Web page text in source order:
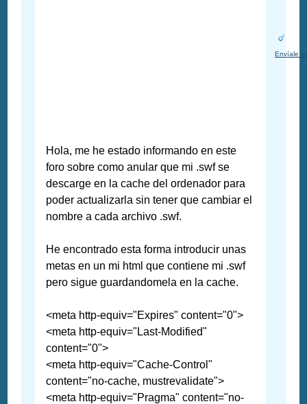
Hola, me he estado informando en este
foro sobre como anular que mi .swf se
descarge en la cache del ordenador para
poder actualizarla sin tener que cambiar el
nombre a cada archivo .swf.
He encontrado esta forma introducir unas
metas en un mi html que contiene mi .swf
pero sigue guardandomela en la cache.
<meta http-equiv="Expires" content="0">
<meta http-equiv="Last-Modified"
content="0">
<meta http-equiv="Cache-Control"
content="no-cache, mustrevalidate">
<meta http-equiv="Pragma" content="no-
Envíale